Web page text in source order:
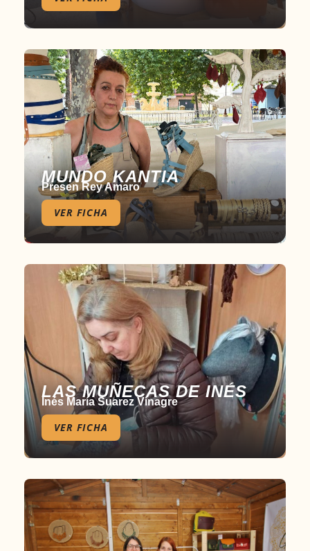
MUNDO KANTIA
Presen Rey Amaro
VER FICHA
LAS MUÑECAS DE INÉS
Inés María Suarez Vinagre
VER FICHA